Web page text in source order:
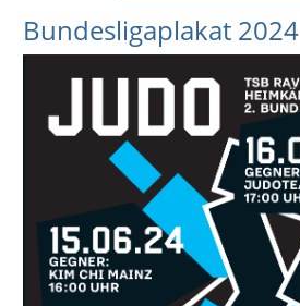
Bundesligaplakat 2024